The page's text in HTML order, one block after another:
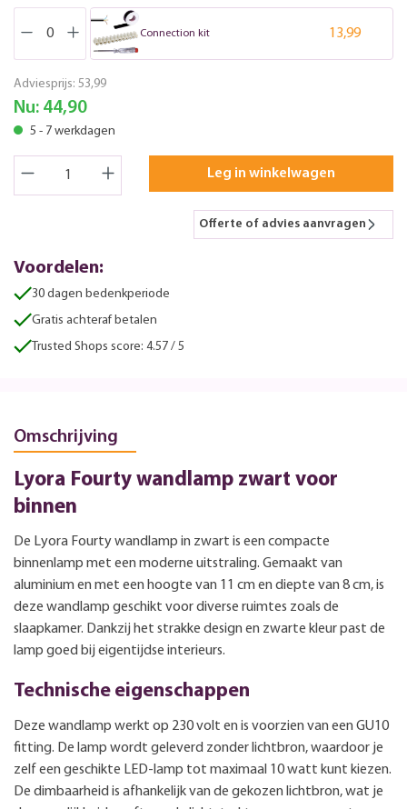
Connection kit 13,99
Adviesprijs: 53,99
Nu: 44,90
5 - 7 werkdagen
Leg in winkelwagen
Offerte of advies aanvragen
Voordelen:
30 dagen bedenkperiode
Gratis achteraf betalen
Trusted Shops score: 4.57 / 5
Omschrijving
Lyora Fourty wandlamp zwart voor
binnen
De Lyora Fourty wandlamp in zwart is een compacte
binnenlamp met een moderne uitstraling. Gemaakt van
aluminium en met een hoogte van 11 cm en diepte van 8 cm, is
deze wandlamp geschikt voor diverse ruimtes zoals de
slaapkamer. Dankzij het strakke design en zwarte kleur past de
lamp goed bij eigentijdse interieurs.
Technische eigenschappen
Deze wandlamp werkt op 230 volt en is voorzien van een GU10
fitting. De lamp wordt geleverd zonder lichtbron, waardoor je
zelf een geschikte LED-lamp tot maximaal 10 watt kunt kiezen.
De dimbaarheid is afhankelijk van de gekozen lichtbron, wat je